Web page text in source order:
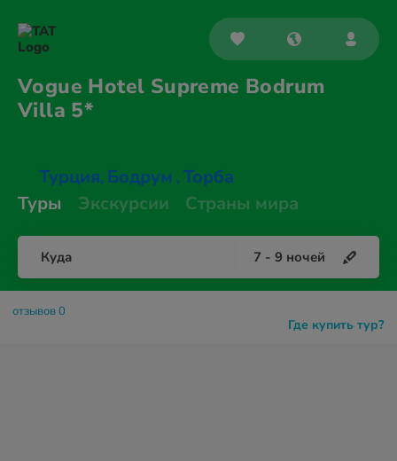
Vogue Hotel Supreme Bodrum
Villa 5*
Турция, Бодрум , Торба
Туры
Экскурсии Страны мира
Куда 7 - 9 ночей
Где купить тур?
отзывов 0